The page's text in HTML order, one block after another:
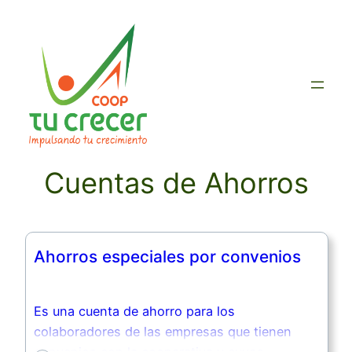
contenido
Cuentas de Ahorros
Ahorros especiales por convenios
Es una cuenta de ahorro para los
colaboradores de las empresas que tienen